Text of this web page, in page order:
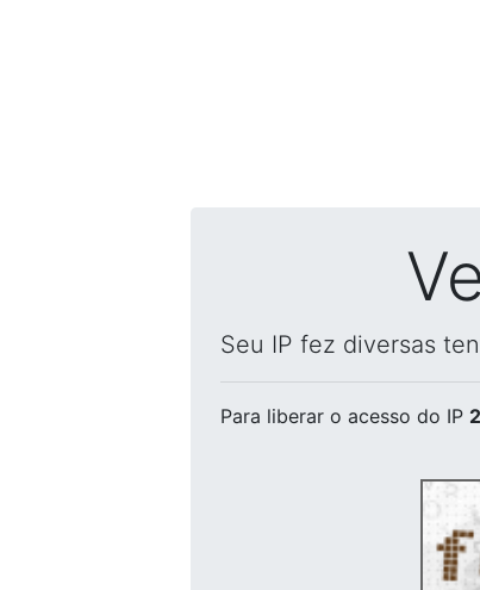
Seu IP fez diversas
Para liberar o acesso do IP